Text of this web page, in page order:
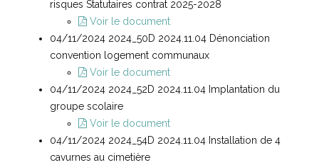
risques Statutaires contrat 2025-2028
Voir le document
04/11/2024 2024_50D 2024.11.04 Dénonciation
convention logement communaux
Voir le document
04/11/2024 2024_52D 2024.11.04 Implantation du
groupe scolaire
Voir le document
04/11/2024 2024_54D 2024.11.04 Installation de 4
cavurnes au cimetière